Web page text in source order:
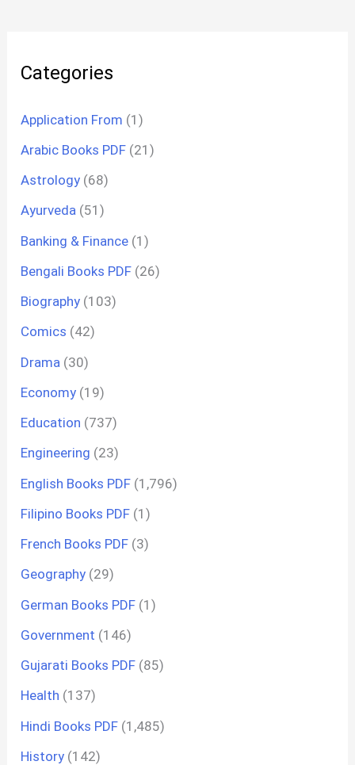
Categories
Application From (1)
Arabic Books PDF (21)
Astrology (68)
Ayurveda (51)
Banking & Finance (1)
Bengali Books PDF (26)
Biography (103)
Comics (42)
Drama (30)
Economy (19)
Education (737)
Engineering (23)
English Books PDF (1,796)
Filipino Books PDF (1)
French Books PDF (3)
Geography (29)
German Books PDF (1)
Government (146)
Gujarati Books PDF (85)
Health (137)
Hindi Books PDF (1,485)
History (142)